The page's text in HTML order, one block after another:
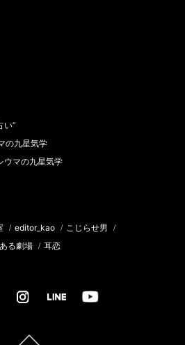
い”
の九星気学
ウマの九星気学
/ editor_kao / こじらせ男 /
る劇場 / 耳恋